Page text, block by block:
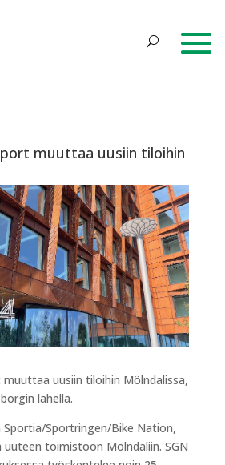
muuttaa uusiin tiloihin
muuttaa uusiin tiloihin Mölndalissa,
lähellä.
Sportia/Sportringen/Bike Nation,
toimistoon Mölndaliin. SGN